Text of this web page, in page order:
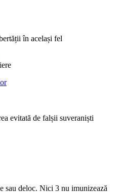
în același fel
evitată de falșii suveraniști
sau deloc. Nici 3 nu imunizează